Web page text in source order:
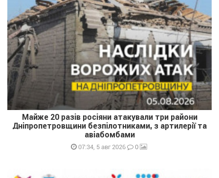
Майже 20 разів росіяни атакували три райони
Дніпропетровщини безпілотниками, з артилерії та
авіабомбами
07:34, 5 авг 2026 0